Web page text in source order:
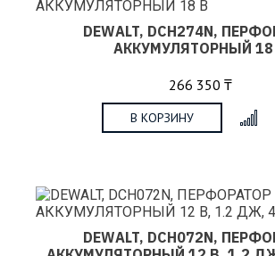
DEWALT, DCH274N,
АККУМУЛЯТОРНЫЙ 18
266 350 ₸
В КОРЗИНУ
DEWALT, DCH072N,